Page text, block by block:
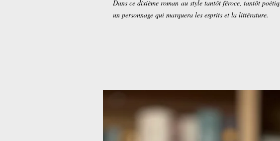
Dans ce dixième roman au style tantôt féroce, tantôt
un personnage qui marquera les esprits et la littérature.